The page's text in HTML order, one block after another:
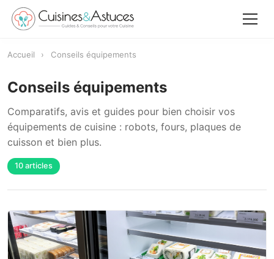
Accueil
Recettes
Équipements
Le saviez-vous
Rechercher
Accueil › Conseils équipements
Conseils équipements
Comparatifs, avis et guides pour bien choisir vos
équipements de cuisine : robots, fours, plaques de
cuisson et bien plus.
10 articles